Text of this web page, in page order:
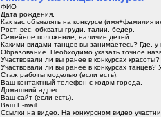
ФИО
Дата рождения.
Как вас объявлять на конкурсе (имя+фамилия
Рост, вес, обхваты груди, талии, бедер.
Семейное положение, наличие детей.
Какими видами танцев вы занимаетесь? Где,
Образование. Необходимо указать точное
Участвовали ли вы ранее в конкурсах
Участвовали ли вы ранее в конкурсах
Стаж работы моделью (если есть).
Ваш контактный телефон с кодом города.
Домашний адрес.
Ваш сайт (если есть).
Ваш E-mail.
Ссылки на видео. На конкурсном видео